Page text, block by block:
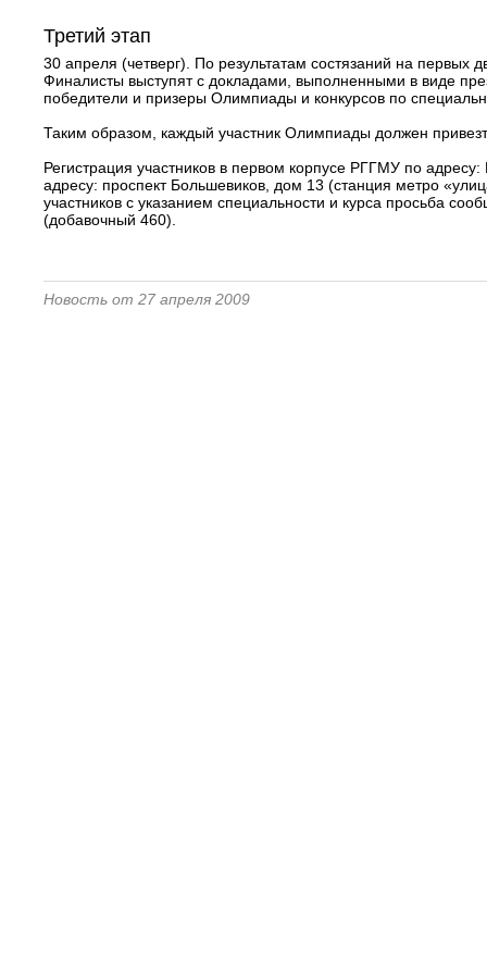
Третий этап
30 апреля (четверг). По результатам состязаний на первых
Финалисты выступят с докладами, выполненными в виде
победители и призеры Олимпиады и конкурсов по
Таким образом, каждый участник Олимпиады должен
Регистрация участников в первом корпусе РГГМУ по
адресу: проспект Большевиков, дом 13 (станция метро
участников с указанием специальности и курса просьба
(добавочный 460).
Новость от 27 апреля 2009